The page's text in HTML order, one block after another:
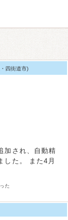
四街道市)
加され、自動精
した。 また4月
た